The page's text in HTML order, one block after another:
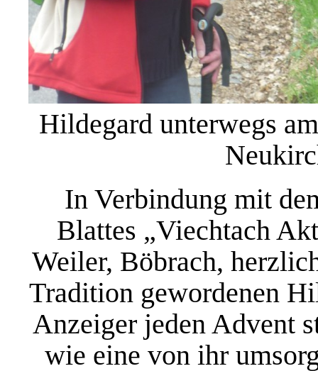
Hildegard unterwegs
In Verbindung mit
Blattes „Viechtach
Weiler, Böbrach,
Tradition gewordenen
Anzeiger jeden Advent
wie eine von ihr